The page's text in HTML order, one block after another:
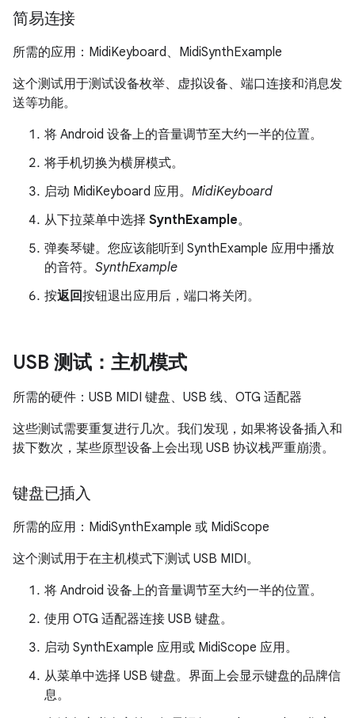
简易连接
所需的应用：MidiKeyboard、MidiSynthExample
这个测试用于测试设备枚举、虚拟设备、端口连接和消息发
送等功能。
将 Android 设备上的音量调节至大约一半的位置。
将手机切换为横屏模式。
启动 MidiKeyboard 应用。 MidiKeyboard
从下拉菜单中选择 SynthExample。
弹奏琴键。您应该能听到 SynthExample 应用中播放
的音符。 SynthExample
按返回按钮退出应用后，端口将关闭。
USB 测试：主机模式
所需的硬件：USB MIDI 键盘、USB 线、OTG 适配器
这些测试需要重复进行几次。我们发现，如果将设备插入和
拔下数次，某些原型设备上会出现 USB 协议栈严重崩溃。
键盘已插入
所需的应用：MidiSynthExample 或 MidiScope
这个测试用于在主机模式下测试 USB MIDI。
将 Android 设备上的音量调节至大约一半的位置。
使用 OTG 适配器连接 USB 键盘。
启动 SynthExample 应用或 MidiScope 应用。
从菜单中选择 USB 键盘。界面上会显示键盘的品牌信
息。